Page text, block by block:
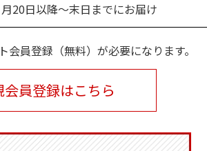
20日以降～末日までにお届け
会員登録（無料）が必要になります。
会員登録はこちら